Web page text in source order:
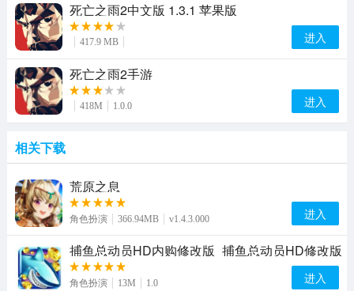
死亡之雨2中文版 1.3.1 苹果版
417.9 MB 进入
死亡之雨2手游
418M 1.0.0 进入
相关下载
荒原之息
角色扮演 366.94MB v1.4.3.000 进入
捕鱼总动员HD内购修改版_捕鱼总动员HD修改版
V1.0
角色扮演 13M 1.0 进入